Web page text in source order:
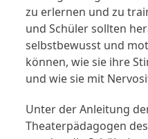
zu erlernen und zu
und Schüler sollten
selbstbewusst und
können, wie sie ihre
und wie sie mit
Unter der Anleitung
Theaterpädagogen